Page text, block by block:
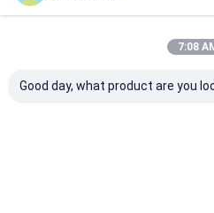
7:08
Good day, what product are you